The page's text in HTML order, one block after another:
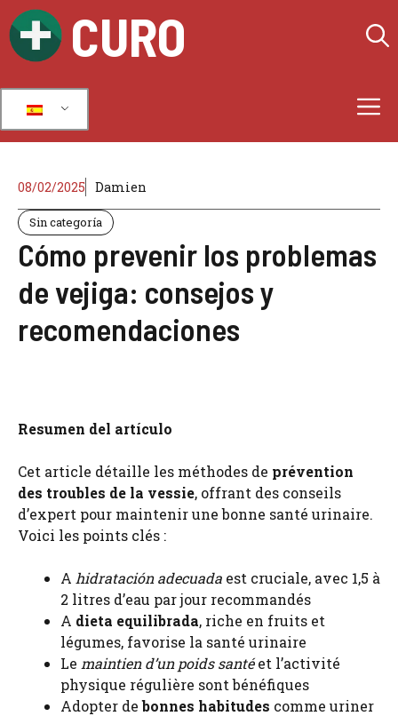
al
contenido CURO
08/02/2025 Damien
Sin categoría
Cómo prevenir los problemas
de vejiga: consejos y
recomendaciones
Resumen del artículo
Cet article détaille les méthodes de prévention
des troubles de la vessie, offrant des conseils
d’expert pour maintenir une bonne santé urinaire.
Voici les points clés :
A hidratación adecuada est cruciale, avec 1,5 à
2 litres d’eau par jour recommandés
A dieta equilibrada, riche en fruits et
légumes, favorise la santé urinaire
Le maintien d’un poids santéet l’activité
physique régulière sont bénéfiques
Adopter debonnes habitudes comme uriner